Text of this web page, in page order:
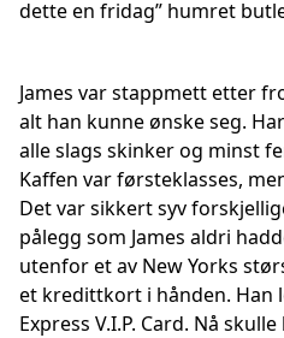
dette en fridag” humret
James var stappmett etter
alt han kunne ønske seg.
alle slags skinker og minst
Kaffen var førsteklasses,
Det var sikkert syv
pålegg som James aldri
utenfor et av New Yorks
et kredittkort i hånden. Han
Express V.I.P. Card. Nå